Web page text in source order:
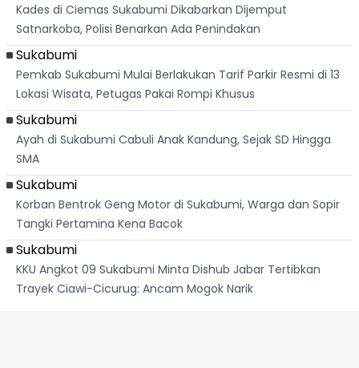
Kades di Ciemas Sukabumi Dikabarkan Dijemput
Satnarkoba, Polisi Benarkan Ada Penindakan
Sukabumi
Pemkab Sukabumi Mulai Berlakukan Tarif Parkir Resmi di 13
Lokasi Wisata, Petugas Pakai Rompi Khusus
Sukabumi
Ayah di Sukabumi Cabuli Anak Kandung, Sejak SD Hingga
SMA
Sukabumi
Korban Bentrok Geng Motor di Sukabumi, Warga dan Sopir
Tangki Pertamina Kena Bacok
Sukabumi
KKU Angkot 09 Sukabumi Minta Dishub Jabar Tertibkan
Trayek Ciawi-Cicurug: Ancam Mogok Narik